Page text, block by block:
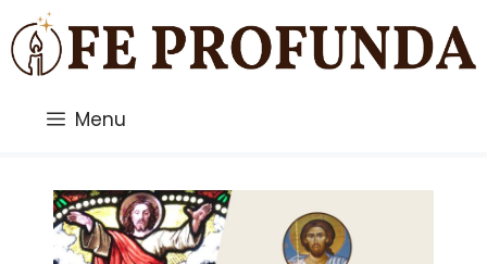
Saltar
al
contenido
Menu